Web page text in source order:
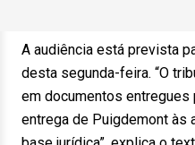
A audiência está prevista
desta segunda-feira. “O
em documentos entregues
entrega de Puigdemont às